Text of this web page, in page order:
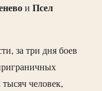
и Псел
за три дня боев
человек,